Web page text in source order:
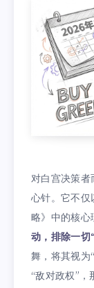
对白宫决策者
心针。它不仅
略》中的核
动，排除一切
舞，将其视为
“敌对政权”，